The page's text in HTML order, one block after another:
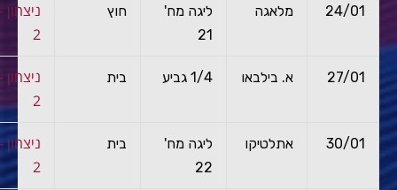
24/01 מלאגה
ליגה מח'
21
חוץ
2
27/01 א. בילבאו 1/4 גביע בית
2
30/01 אתלטיקו
ליגה מח'
22
בית
2